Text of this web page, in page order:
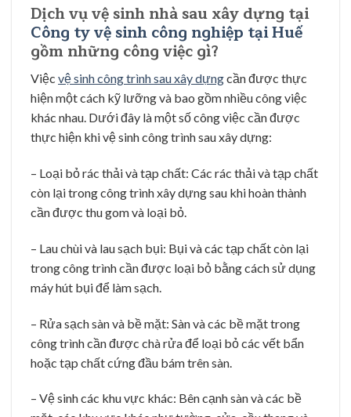
Dịch vụ vệ sinh nhà sau xây dựng tại
Công ty vệ sinh công nghiệp tại Huế
gồm những công việc gì?
Việc vệ sinh công trình sau xây dựngcần được thực
hiện một cách kỹ lưỡng và bao gồm nhiều công việc
khác nhau. Dưới đây là một số công việc cần được
thực hiện khi vệ sinh công trình sau xây dựng:
– Loại bỏ rác thải và tạp chất: Các rác thải và tạp chất
còn lại trong công trình xây dựng sau khi hoàn thành
cần được thu gom và loại bỏ.
– Lau chùi và lau sạch bụi: Bụi và các tạp chất còn lại
trong công trình cần được loại bỏ bằng cách sử dụng
máy hút bụi để làm sạch.
– Rửa sạch sàn và bề mặt: Sàn và các bề mặt trong
công trình cần được chà rửa để loại bỏ các vết bẩn
hoặc tạp chất cứng đầu bám trên sàn.
– Vệ sinh các khu vực khác: Bên cạnh sàn và các bề